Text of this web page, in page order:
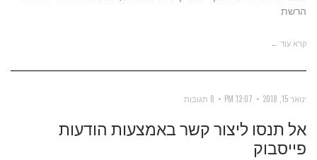
הרשת
קרא עוד ←
ינואר 15, 2018 12:07 PM 8 תגובות
אל תנסו ליצור קשר באמצעות הודעות
פייסבוק